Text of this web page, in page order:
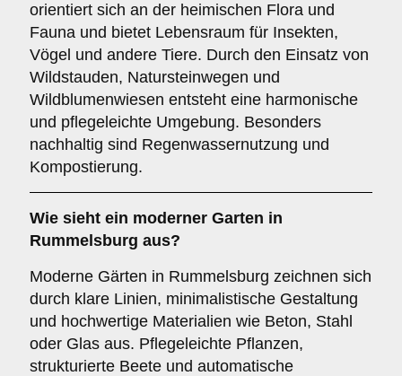
orientiert sich an der heimischen Flora und
Fauna und bietet Lebensraum für Insekten,
Vögel und andere Tiere. Durch den Einsatz von
Wildstauden, Natursteinwegen und
Wildblumenwiesen entsteht eine harmonische
und pflegeleichte Umgebung. Besonders
nachhaltig sind Regenwassernutzung und
Kompostierung.
Wie sieht ein moderner Garten in
Rummelsburg aus?
Moderne Gärten in Rummelsburg zeichnen sich
durch klare Linien, minimalistische Gestaltung
und hochwertige Materialien wie Beton, Stahl
oder Glas aus. Pflegeleichte Pflanzen,
strukturierte Beete und automatische